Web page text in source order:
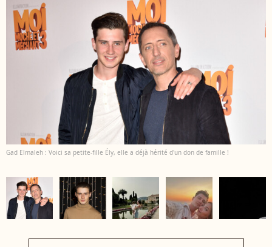
Gad Elmaleh : Voici sa petite-fille Ély, elle a déjà hérité d'un don de famille !